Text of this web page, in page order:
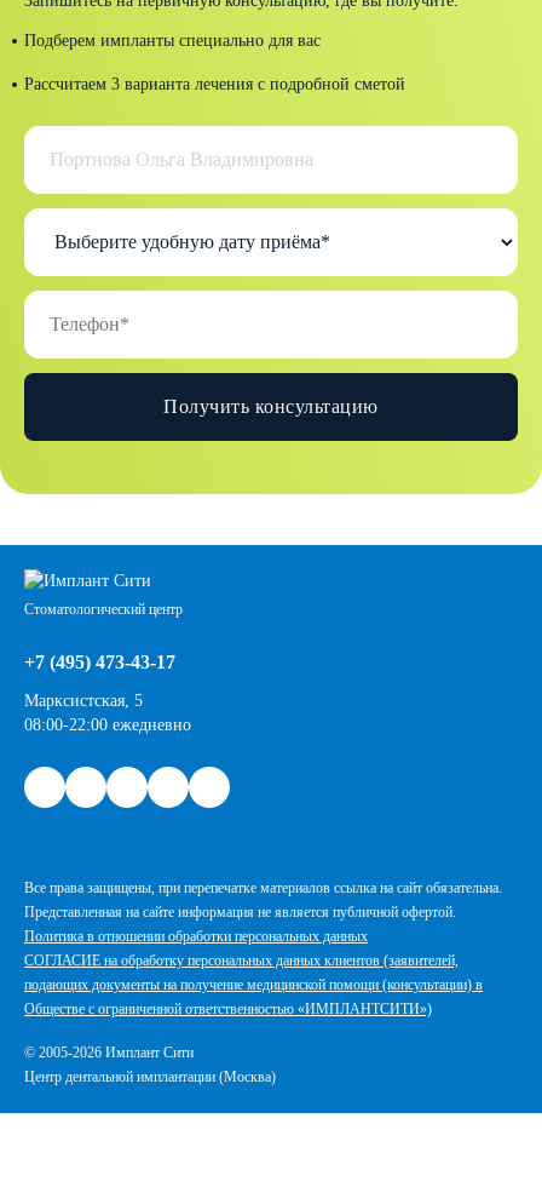
Подберем импланты специально для вас
Рассчитаем 3 варианта лечения с подробной сметой
Получить консультацию
Стоматологический центр
+7 (495) 473-43-17
Марксистская, 5
08:00-22:00 ежедневно
Все права защищены, при перепечатке материалов ссылка на сайт обязательна.
Представленная на сайте информация не является публичной офертой.
Политика в отношении обработки персональных данных
СОГЛАСИЕ на обработку персональных данных клиентов (заявителей,
подающих документы на получение медицинской помощи (консультации) в
Обществе с ограниченной ответственностью «ИМПЛАНТСИТИ»)
© 2005-2026 Имплант Сити
Центр дентальной имплантации (Москва)